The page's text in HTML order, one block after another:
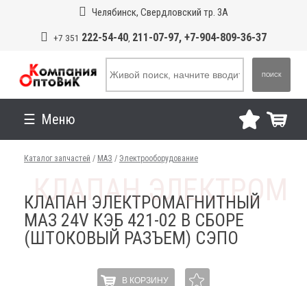
Челябинск, Свердловский тр. 3А
+7 351 222-54-40, 211-07-97, +7-904-809-36-37
ПОИСК
Меню
Каталог запчастей / МАЗ / Электрооборудование
КЛАПАН ЭЛЕКТРОМАГНИТНЫЙ
МАЗ 24V КЭБ 421-02 В СБОРЕ
(ШТОКОВЫЙ РАЗЪЕМ) СЭПО
В КОРЗИНУ